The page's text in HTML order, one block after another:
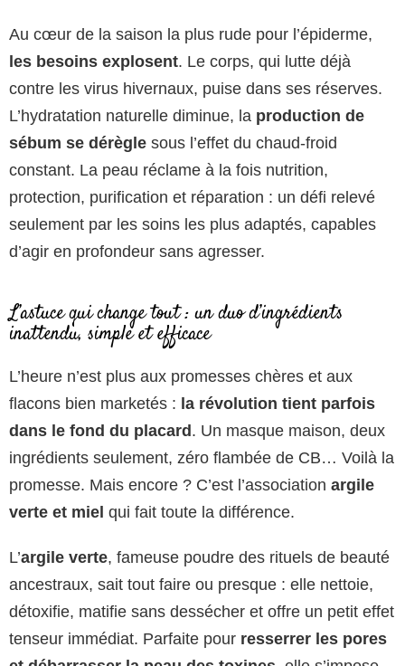
Au cœur de la saison la plus rude pour l’épiderme,
les besoins explosent. Le corps, qui lutte déjà
contre les virus hivernaux, puise dans ses réserves.
L’hydratation naturelle diminue, la production de
sébum se dérègle sous l’effet du chaud-froid
constant. La peau réclame à la fois nutrition,
protection, purification et réparation : un défi relevé
seulement par les soins les plus adaptés, capables
d’agir en profondeur sans agresser.
L’astuce qui change tout : un duo d’ingrédients
inattendu, simple et efficace
L’heure n’est plus aux promesses chères et aux
flacons bien marketés : la révolution tient parfois
dans le fond du placard . Un masque maison, deux
ingrédients seulement, zéro flambée de CB… Voilà la
promesse. Mais encore ? C’est l’association argile
verte et miel qui fait toute la différence.
L’argile verte, fameuse poudre des rituels de beauté
ancestraux, sait tout faire ou presque : elle nettoie,
détoxifie, matifie sans dessécher et offre un petit effet
tenseur immédiat. Parfaite pour resserrer les pores